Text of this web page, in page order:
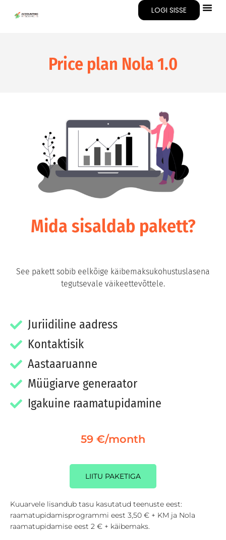
LOGI SISSE
Price plan Nola 1.0
Mida sisaldab pakett?
See pakett sobib eelkõige käibemaksukohustuslasena
tegutsevale väikeettevõttele.
Juriidiline aadress
Kontaktisik
Aastaaruanne
Müügiarve generaator
Igakuine raamatupidamine
59 €/month
LIITU PAKETIGA
Kuuarvele lisandub tasu kasutatud teenuste eest:
raamatupidamisprogrammi eest 3,50 € + KM ja Nola
raamatupidamise eest 2 € + käibemaks.